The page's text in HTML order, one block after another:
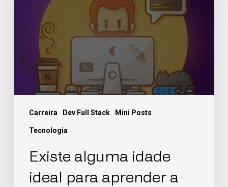
Carreira Dev Full Stack Mini Posts
Tecnologia
Existe alguma idade
ideal para aprender a